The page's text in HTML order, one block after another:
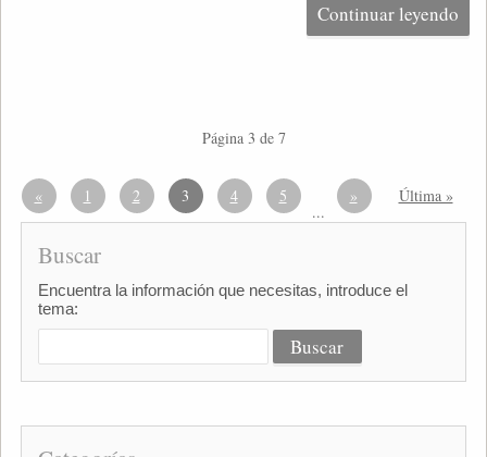
Continuar leyendo
Página 3 de 7
« 1 2 3 4 5
...
» Última »
Buscar
Encuentra la información que necesitas, introduce el
tema: